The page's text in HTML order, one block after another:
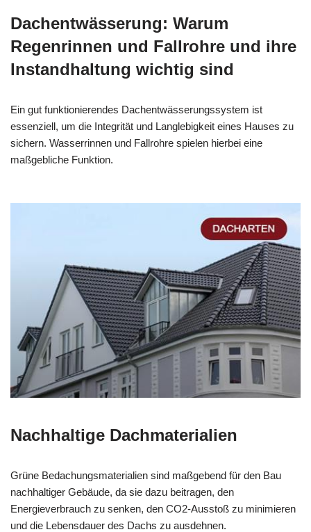
Dachentwässerung: Warum
Regenrinnen und Fallrohre und ihre
Instandhaltung wichtig sind
Ein gut funktionierendes Dachentwässerungssystem ist
essenziell, um die Integrität und Langlebigkeit eines Hauses zu
sichern. Wasserrinnen und Fallrohre spielen hierbei eine
maßgebliche Funktion.
Nachhaltige Dachmaterialien
Grüne Bedachungsmaterialien sind maßgebend für den Bau
nachhaltiger Gebäude, da sie dazu beitragen, den
Energieverbrauch zu senken, den CO2-Ausstoß zu minimieren
und die Lebensdauer des Dachs zu ausdehnen.